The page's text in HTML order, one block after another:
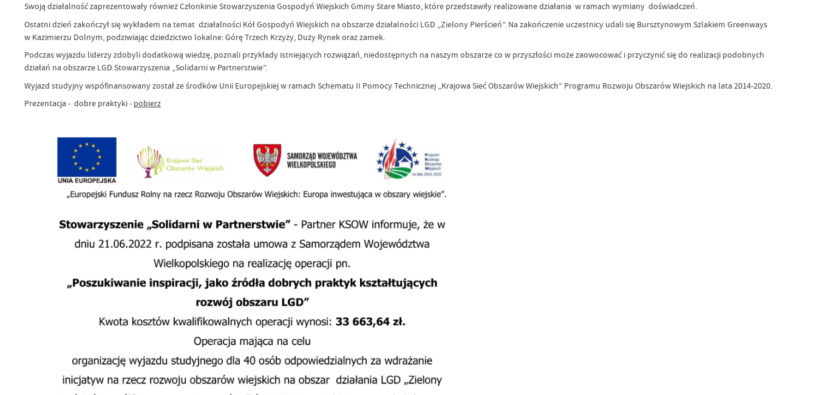
Swoją działalność zaprezentowały również Członkinie Stowarzyszenia Gospodyń Wiejskich Gminy Stare Miasto, które przedstawiły realizowane działania w ramach wymiany doświadczeń.
Ostatni dzień zakończył się wykładem na temat działalności Kół Gospodyń Wiejskich na obszarze działalności LGD „Zielony Pierścień”. Na zakończenie uczestnicy udali się Bursztynowym Szlakiem Greenways
w Kazimierzu Dolnym, podziwiając dziedzictwo lokalne: Górę Trzech Krzyży, Duży Rynek oraz zamek.
Podczas wyjazdu liderzy zdobyli dodatkową wiedzę, poznali przykłady istniejących rozwiązań, niedostępnych na naszym obszarze co w przyszłości może zaowocować i przyczynić się do realizacji podobnych
działań na obszarze LGD Stowarzyszenia „Solidarni w Partnerstwie”.
Wyjazd studyjny wspófinansowany został ze środków Unii Europejskiej w ramach Schematu II Pomocy Technicznej „Krajowa Sieć Obszarów Wiejskich” Programu Rozwoju Obszarów Wiejskich na lata 2014-2020.
Prezentacja - dobre praktyki - pobierz